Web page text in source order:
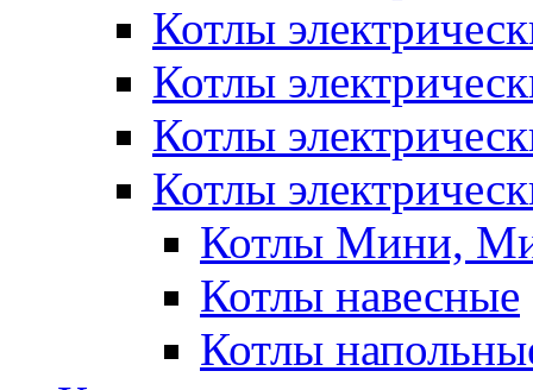
Котлы
Котлы
Котлы
Котлы
Котлы Мини,
Котлы навесные
Котлы